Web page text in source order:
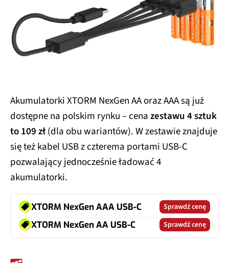
Akumulatorki XTORM NexGen AA oraz AAA są już
dostępne na polskim rynku – cenazestawu 4 sztuk
to 109 zł(dla obu wariantów). W zestawie znajduje
się też kabel USB z czterema portami USB-C
pozwalający jednocześnie ładować 4
akumulatorki.
XTORM NexGen AAA USB-C Sprawdź cenę
XTORM NexGen AA USB-C Sprawdź cenę